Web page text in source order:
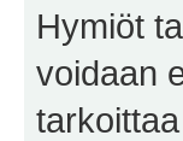
Hymiöt
voidaan